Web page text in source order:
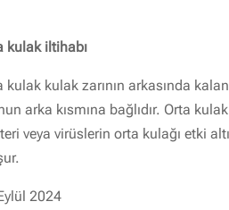
kulak iltihabı
kulak kulak zarının arkasında
arka kısmına bağlıdır. Orta
veya virüslerin orta kulağı etki
2024